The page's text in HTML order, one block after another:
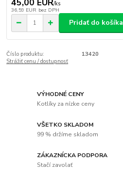
45,00 EUR/ks
36,59 EUR bez DPH
Pridať do košíka
Číslo produktu:
13420
Strážiť cenu / dostupnosť
VÝHODNÉ CENY
Kotlíky za nízke ceny
VŠETKO SKLADOM
99 % držíme skladom
ZÁKAZNÍCKA PODPORA
Stačí zavolať